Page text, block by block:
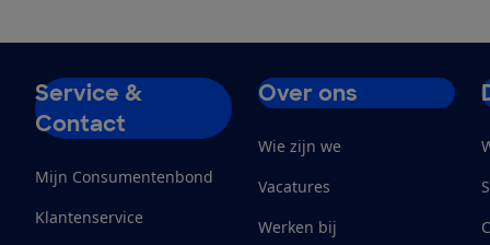
Service &
Contact
Mijn Consumentenbond
Klantenservice
Over ons
Wie zijn we
Vacatures
Werken bij